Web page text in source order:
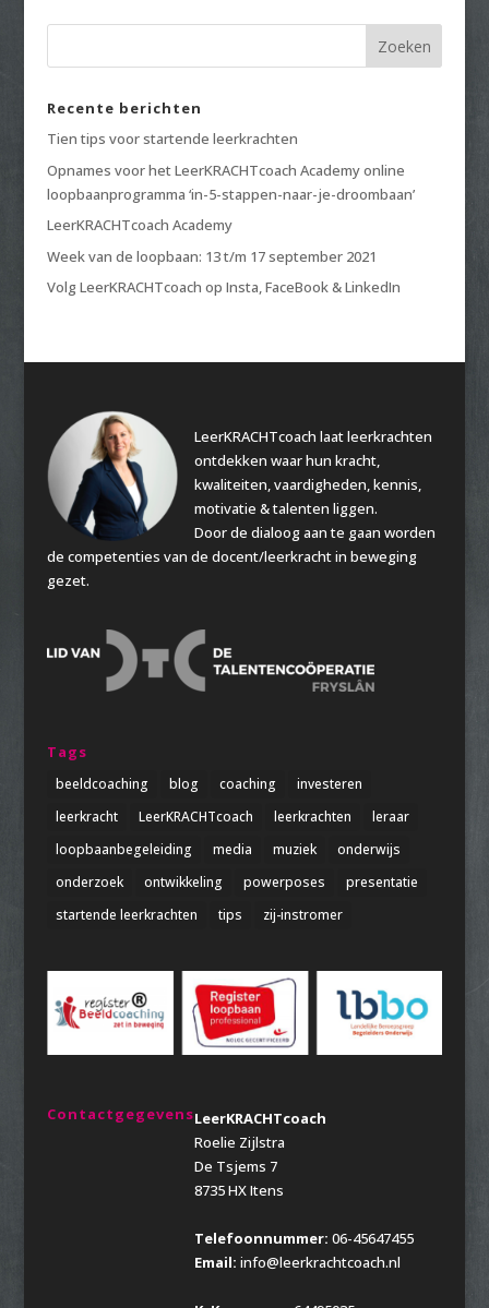
Recente berichten
Tien tips voor startende leerkrachten
Opnames voor het LeerKRACHTcoach Academy online
loopbaanprogramma ‘in-5-stappen-naar-je-droombaan’
LeerKRACHTcoach Academy
Week van de loopbaan: 13 t/m 17 september 2021
Volg LeerKRACHTcoach op Insta, FaceBook & LinkedIn
LeerKRACHTcoach laat leerkrachten
ontdekken waar hun kracht,
kwaliteiten, vaardigheden, kennis,
motivatie & talenten liggen.
Door de dialoog aan te gaan worden
de competenties van de docent/leerkracht in beweging
gezet.
Tags
beeldcoaching blog coaching
investeren
leerkracht
LeerKRACHTcoach leerkrachten
leraar
loopbaanbegeleiding
media muziek
onderwijs
onderzoek
ontwikkeling powerposes
presentatie
startende leerkrachten
tips zij-instromer
ContactgegevensLeerKRACHTcoach
Roelie Zijlstra
De Tsjems 7
8735 HX Itens
Telefoonnummer: 06-45647455
Email: info@leerkrachtcoach.nl